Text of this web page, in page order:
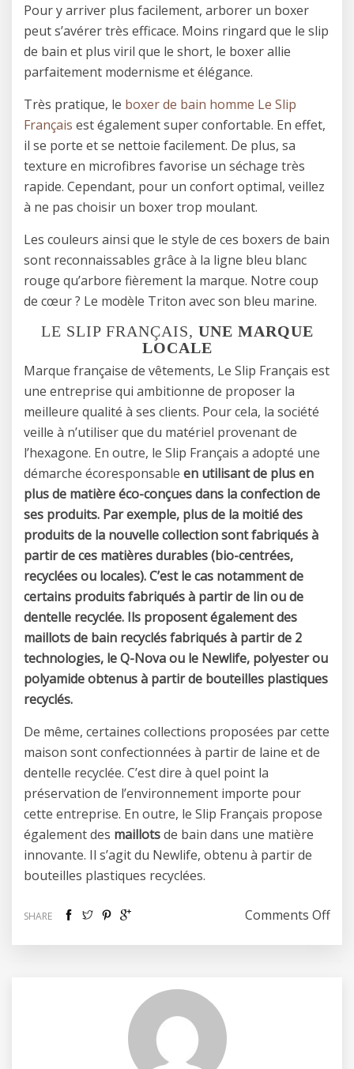
Pour y arriver plus facilement, arborer un boxer
peut s’avérer très efficace. Moins ringard que le slip
de bain et plus viril que le short, le boxer allie
parfaitement modernisme et élégance.
Très pratique, le boxer de bain homme Le Slip
Français est également super confortable. En effet,
il se porte et se nettoie facilement. De plus, sa
texture en microfibres favorise un séchage très
rapide. Cependant, pour un confort optimal, veillez
à ne pas choisir un boxer trop moulant.
Les couleurs ainsi que le style de ces boxers de bain
sont reconnaissables grâce à la ligne bleu blanc
rouge qu’arbore fièrement la marque. Notre coup
de cœur ? Le modèle Triton avec son bleu marine.
LE SLIP FRANÇAIS, UNE MARQUE
LOCALE
Marque française de vêtements, Le Slip Français est
une entreprise qui ambitionne de proposer la
meilleure qualité à ses clients. Pour cela, la société
veille à n’utiliser que du matériel provenant de
l’hexagone. En outre, le Slip Français a adopté une
démarche écoresponsable en utilisant de plus en
plus de matière éco-conçues dans la confection de
ses produits. Par exemple, plus de la moitié des
produits de la nouvelle collection sont fabriqués à
partir de ces matières durables (bio-centrées,
recyclées ou locales). C’est le cas notamment de
certains produits fabriqués à partir de lin ou de
dentelle recyclée. Ils proposent également des
maillots de bain recyclés fabriqués à partir de 2
technologies, le Q-Nova ou le Newlife, polyester ou
polyamide obtenus à partir de bouteilles plastiques
recyclés.
De même, certaines collections proposées par cette
maison sont confectionnées à partir de laine et de
dentelle recyclée. C’est dire à quel point la
préservation de l’environnement importe pour
cette entreprise. En outre, le Slip Français propose
également des maillotsde bain dans une matière
innovante. Il s’agit du Newlife, obtenu à partir de
bouteilles plastiques recyclées.
SHARE Comments Offon